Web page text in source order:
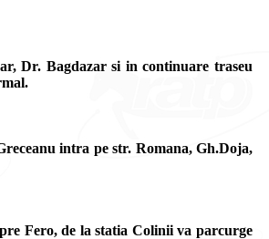
Dr. Bagdazar si in continuare traseu
intra pe str. Romana, Gh.Doja,
Fero, de la statia Colinii va parcurge